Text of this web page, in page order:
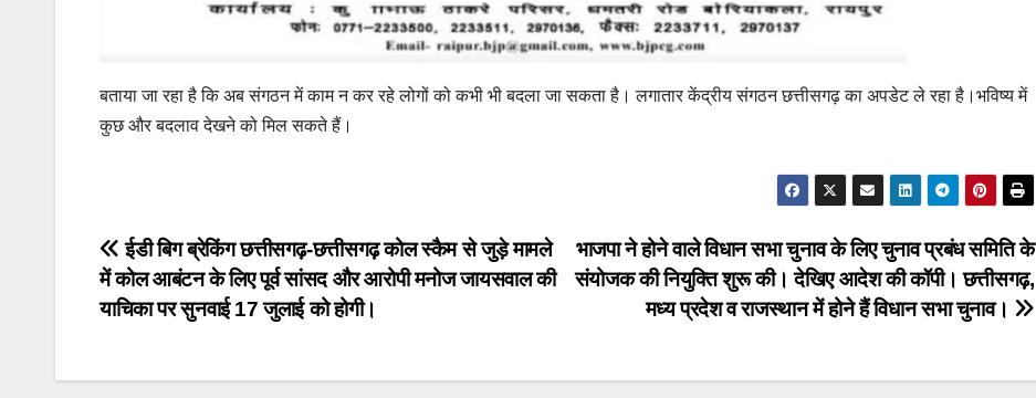
बताया जा रहा है कि अब संगठन में काम न कर रहे लोगों को कभी भी बदला जा सकता है। लगातार केंद्रीय संगठन छत्तीसगढ़ का अपडेट ले रहा है।भविष्य में
कुछ और बदलाव देखने को मिल सकते हैं।
Post
navigation
भाजपा ने होने वाले विधान सभा चुनाव के लिए चुनाव प्रबंध समिति के
संयोजक की नियुक्ति शुरू की। देखिए आदेश की कॉपी। छत्तीसगढ़,
मध्य प्रदेश व राजस्थान में होने हैं विधान सभा चुनाव।
ईडी बिग ब्रेकिंग छत्तीसगढ़-छत्तीसगढ़ कोल स्कैम से जुड़े मामले
में कोल आबंटन के लिए पूर्व सांसद और आरोपी मनोज जायसवाल की
याचिका पर सुनवाई 17 जुलाई को होगी।